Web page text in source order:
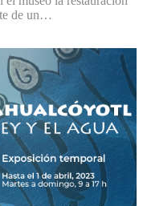
de un…